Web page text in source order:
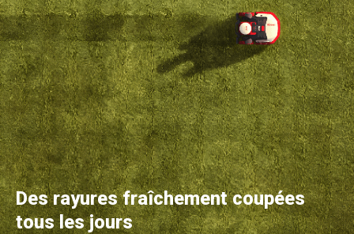
Des rayures fraîchement coupées
tous les jours